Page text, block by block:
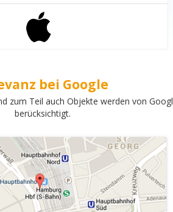
bei Google
zum Teil auch Objekte werden von
berücksichtigt.